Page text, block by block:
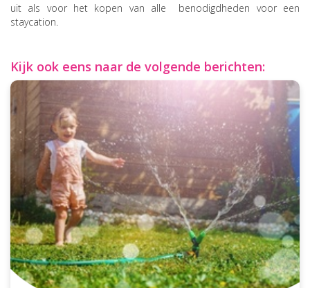
uit als voor het kopen van alle benodigdheden voor een
staycation.
Kijk ook eens naar de volgende berichten: